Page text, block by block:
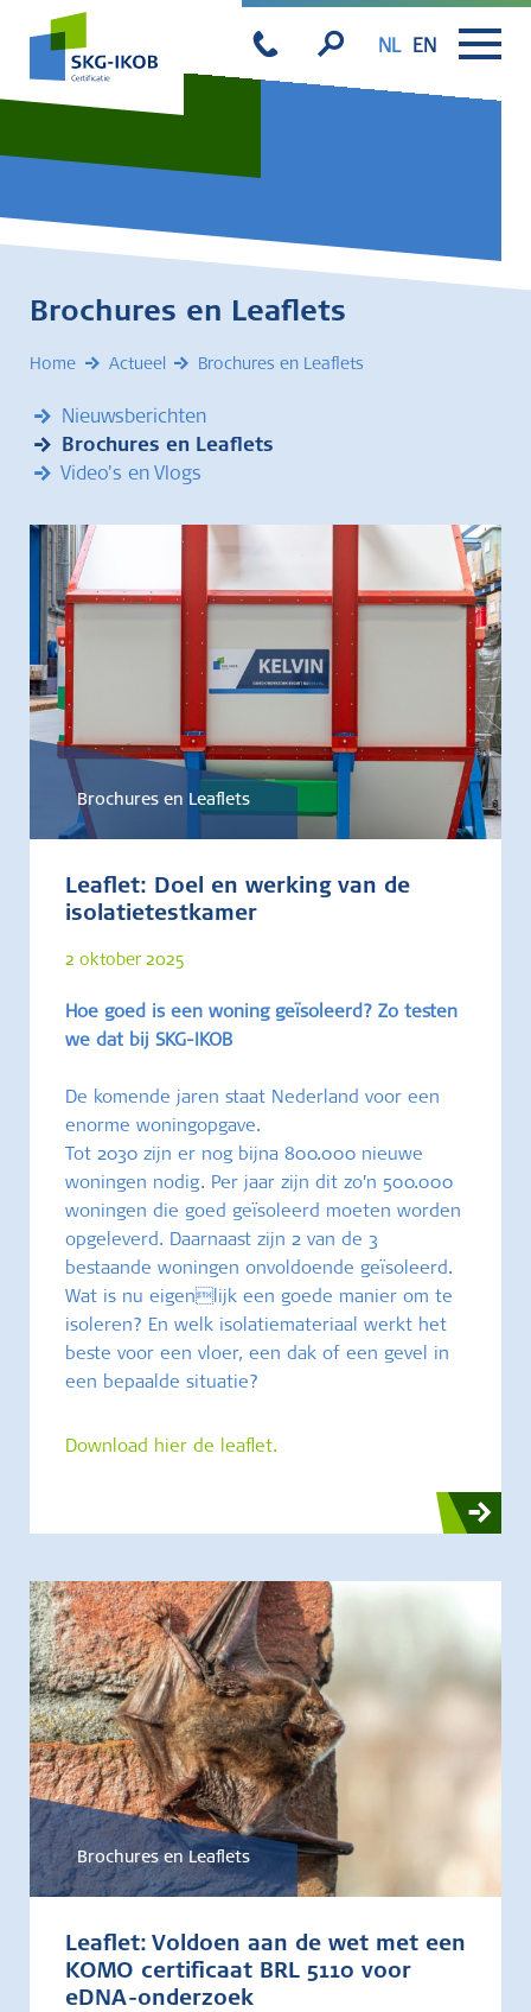
NL EN
Brochures en Leaflets
Home Actueel Brochures en Leaflets
Nieuwsberichten
Brochures en Leaflets
Video's en Vlogs
Brochures en Leaflets
Leaflet: Doel en werking van de
isolatietestkamer
2 oktober 2025
Hoe goed is een woning geïsoleerd? Zo testen
we dat bij SKG-IKOB
De komende jaren staat Nederland voor een
enorme woningopgave.
Tot 2030 zijn er nog bijna 800.000 nieuwe
woningen nodig. Per jaar zijn dit zo’n 500.000
woningen die goed geïsoleerd moeten worden
opgeleverd. Daarnaast zijn 2 van de 3
bestaande woningen onvoldoende geïsoleerd.
Wat is nu eigenlijk een goede manier om te
isoleren? En welk isolatiemateriaal werkt het
beste voor een vloer, een dak of een gevel in
een bepaalde situatie?
Download hier de leaflet.
Brochures en Leaflets
Leaflet: Voldoen aan de wet met een
KOMO certificaat BRL 5110 voor
eDNA-onderzoek